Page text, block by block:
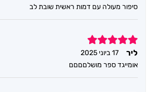
סיפור מעולה עם דמות ראשית שובת לב
5
ליר
17 ביוני 2025
אומייגד ספר מושלםםםם